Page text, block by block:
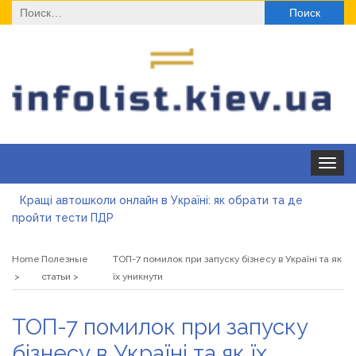
Найти:
Toggle
Кращі автошколи онлайн в Україні: як обрати та де
пройти тести ПДР
согреться
«Правильне електроживлення» — лідер серед компаній з
Home Полезные
статьи
ТОП-7 помилок при запуску бізнесу в Україні та як
їх уникнути
ТОП-7 помилок при запуску